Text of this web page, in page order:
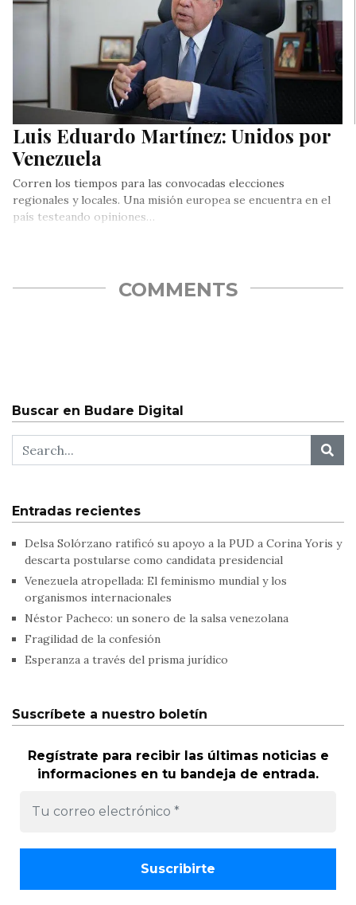
Luis Eduardo Martínez: Unidos por
Venezuela
Corren los tiempos para las convocadas elecciones
regionales y locales. Una misión europea se encuentra en el
país testeando opiniones…
COMMENTS
Buscar en Budare Digital
Entradas recientes
Delsa Solórzano ratificó su apoyo a la PUD a Corina Yoris y
descarta postularse como candidata presidencial
Venezuela atropellada: El feminismo mundial y los
organismos internacionales
Néstor Pacheco: un sonero de la salsa venezolana
Fragilidad de la confesión
Esperanza a través del prisma jurídico
Suscríbete a nuestro boletín
Regístrate para recibir las últimas noticias e
informaciones en tu bandeja de entrada.